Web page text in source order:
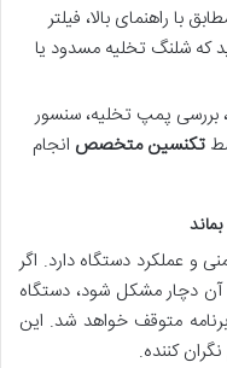
با راهنمای بالا، فیلتر
که شلنگ تخلیه مسدود یا
بررسی پمپ تخلیه، سنسور
تکنسین متخصص انجام
و عملکرد دستگاه دارد. اگر
دچار مشکل شود، دستگاه
برنامه متوقف خواهد شد. این
کننده.